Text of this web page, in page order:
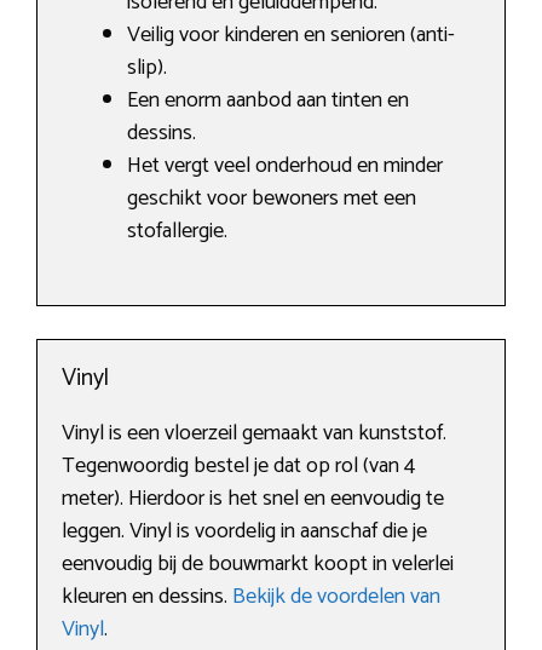
Veilig voor kinderen en senioren (anti-
slip).
Een enorm aanbod aan tinten en
dessins.
Het vergt veel onderhoud en minder
geschikt voor bewoners met een
stofallergie.
Vinyl
Vinyl is een vloerzeil gemaakt van kunststof.
Tegenwoordig bestel je dat op rol (van 4
meter). Hierdoor is het snel en eenvoudig te
leggen. Vinyl is voordelig in aanschaf die je
eenvoudig bij de bouwmarkt koopt in velerlei
kleuren en dessins. Bekijk de voordelen van
Vinyl.